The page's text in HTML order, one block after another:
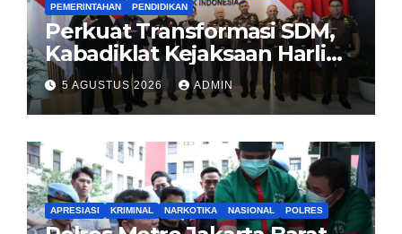
PEMERINTAHAN
PENDIDIKAN
Perkuat Transformasi SDM,
Kabadiklat Kejaksaan Harli
Siregar Jalin Sinergi dengan
LAN RI
5 AGUSTUS 2026 ADMIN
APRESIASI KRIMINAL NARKOTIKA NASIONAL POLRES